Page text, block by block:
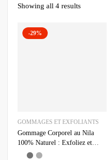
Showing all 4 results
-29%
GOMMAGES ET EXFOLIANTS
Gommage Corporel au Nila
100% Naturel : Exfoliez et
Revitalisez Votre Peau